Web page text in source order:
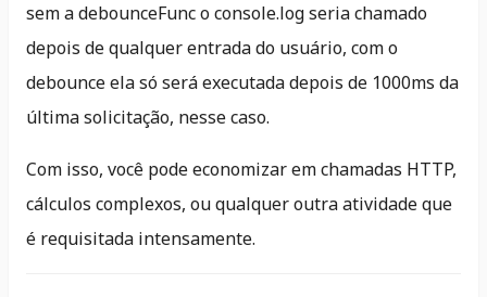
sem a debounceFunc o console.log seria chamado
depois de qualquer entrada do usuário, com o
debounce ela só será executada depois de 1000ms da
última solicitação, nesse caso.
Com isso, você pode economizar em chamadas HTTP,
cálculos complexos, ou qualquer outra atividade que
é requisitada intensamente.